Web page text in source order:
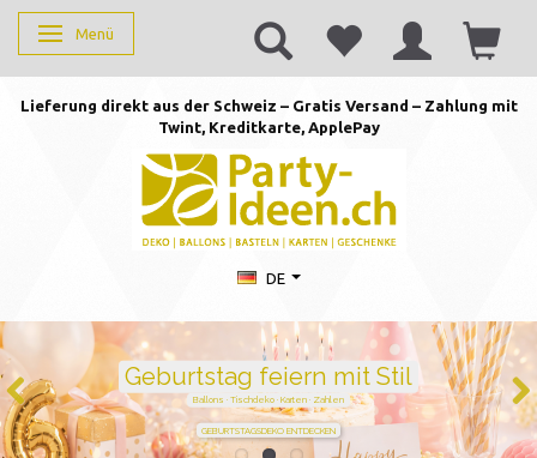
Anzeige ändern
Menü
Lieferung direkt aus der Schweiz – Gratis Versand – Zahlung mit
Twint, Kreditkarte, ApplePay
DE
Duftkerzen mit Zahlen –
persönlich schenken von 1 bis
105
Handgegossen · stilvoll · perfekt für jeden Geburtstag